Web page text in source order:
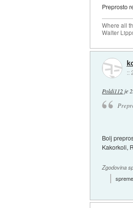
Preprosto
Where all
Walter
::
Poldi112 je
Bolj
Kakorkoli,
Zgodovina